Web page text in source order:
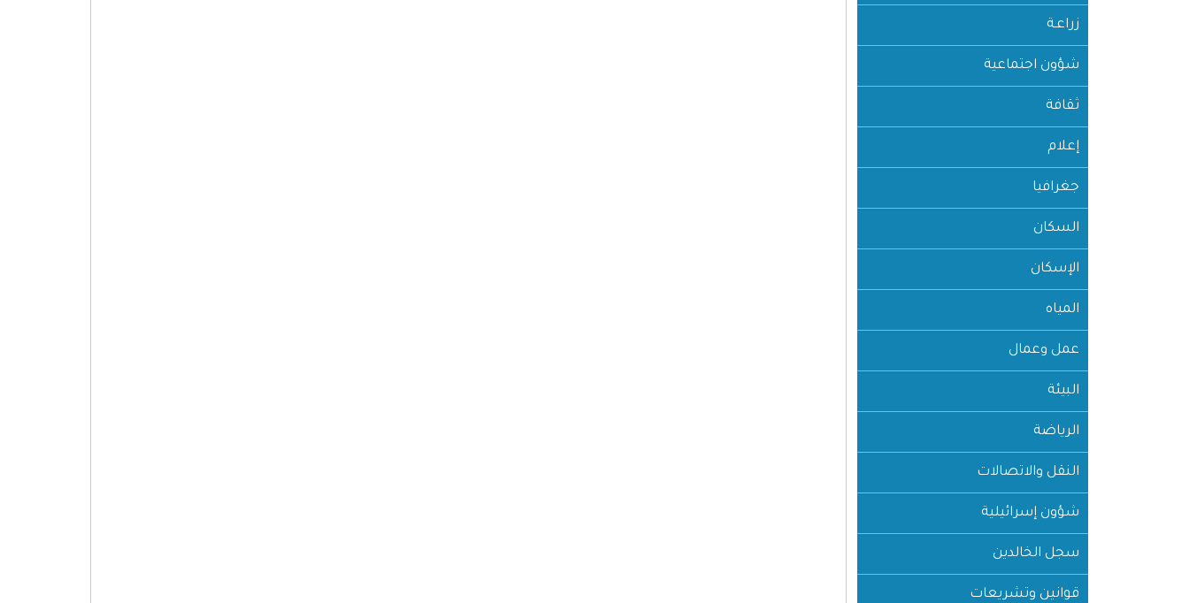
زراعـة
شؤون اجتماعية
ثقافة
إعلام
جغرافيا
السكان
الإسكان
المياه
عمل وعمال
البيئة
الرياضة
النقل والاتصالات
شؤون إسرائيلية
سجل الخالدين
قوانين وتشريعات